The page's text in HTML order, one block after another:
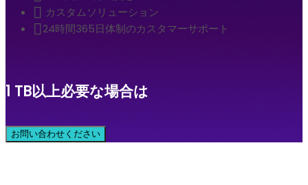
カスタムソリューション
24時間365日体制のカスタマーサポート
1 TB以上必要な場合は
お問い合わせください